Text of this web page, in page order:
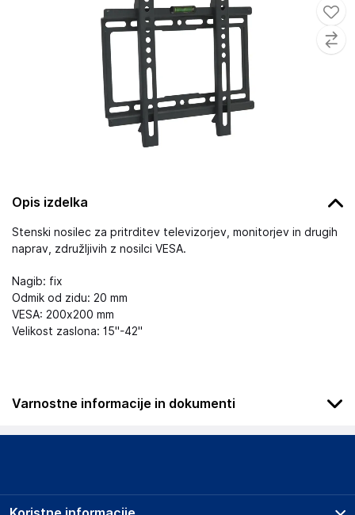
Opis izdelka
Stenski nosilec za pritrditev televizorjev, monitorjev in drugih
naprav, združljivih z nosilci VESA.
Nagib: fix
Odmik od zidu: 20 mm
VESA: 200x200 mm
Velikost zaslona: 15"-42"
Varnostne informacije in dokumenti
Podatki o proizvajalcu